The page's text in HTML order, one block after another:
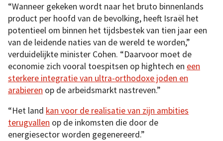
“Wanneer gekeken wordt naar het bruto binnenlands
product per hoofd van de bevolking, heeft Israël het
potentieel om binnen het tijdsbestek van tien jaar een
van de leidende naties van de wereld te worden,”
verduidelijkte minister Cohen. “Daarvoor moet de
economie zich vooral toespitsen op hightech en een
sterkere integratie van ultra-orthodoxe joden en
arabieren op de arbeidsmarkt nastreven.”
“Het land kan voor de realisatie van zijn ambities
terugvallen op de inkomsten die door de
energiesector worden gegenereerd.”